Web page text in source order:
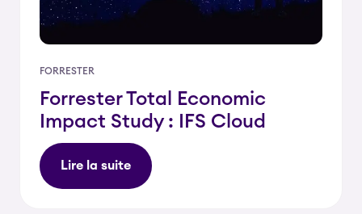
FORRESTER
Forrester Total Economic
Impact Study : IFS Cloud
Lire la suite